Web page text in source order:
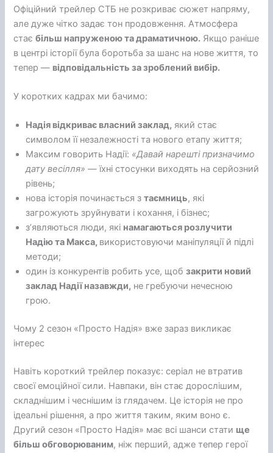
Офіційний трейлер СТБ не розкриває сюжет напряму,
але дуже чітко задає тон продовження. Атмосфера
стаєбільш напруженою та драматичною. Якщо раніше
в центрі історії була боротьба за шанс на нове життя, то
тепер — відповідальність за зроблений вибір.
У коротких кадрах ми бачимо:
Надія відкриває власний заклад, який стає
символом її незалежності та нового етапу життя;
Максим говорить Надії: «Давай нарешті призначимо
дату весілля» — їхні стосунки виходять на серйозний
рівень;
нова історія починається зтаємниць, які
загрожують зруйнувати і кохання, і бізнес;
зʼявляються люди, які намагаються розлучити
Надію та Макса, використовуючи маніпуляції й підлі
методи;
один із конкурентів робить усе, щобзакрити новий
заклад Надії назавжди, не гребуючи нечесною
грою.
Чому 2 сезон «Просто Надія» вже зараз викликає
інтерес
Навіть короткий трейлер показує: серіал не втратив
своєї емоційної сили. Навпаки, він стає дорослішим,
складнішим і чеснішим із глядачем. Це історія не про
ідеальні рішення, а про життя таким, яким воно є.
Другий сезон «Просто Надія» має всі шанси стати ще
більш обговорюваним, ніж перший, адже тепер герої